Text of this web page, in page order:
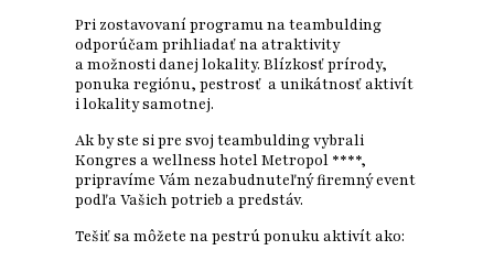
Pri zostavovaní programu na teambulding
odporúčam prihliadať na atraktivity
a možnosti danej lokality. Blízkosť prírody,
ponuka regiónu, pestrosť a unikátnosť aktivít
i lokality samotnej.
Ak by ste si pre svoj teambulding vybrali
Kongres a wellness hotel Metropol ****,
pripravíme Vám nezabudnuteľný firemný event
podľa Vašich potrieb a predstáv.
Tešiť sa môžete na pestrú ponuku aktivít ako: